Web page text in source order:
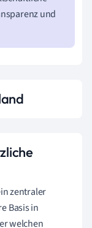
und
zentraler
Basis in
welchen